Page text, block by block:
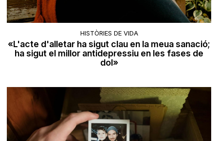
HISTÒRIES DE VIDA
«L'acte d'alletar ha sigut clau en la meua sanació;
ha sigut el millor antidepressiu en les fases de
dol»